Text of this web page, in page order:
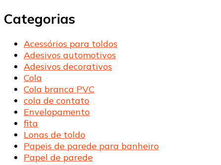
Categorias
Acessórios para toldos
Adesivos automotivos
Adesivos decorativos
Cola
Cola branca PVC
cola de contato
Envelopamento
fita
Lonas de toldo
Papeis de parede para banheiro
Papel de parede